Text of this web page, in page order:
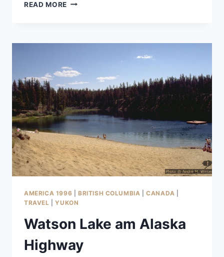
READ MORE AM
MUNCHO
UND
NACH
DAWSON
CREEK
AMERICA 1996 BRITISH COLUMBIA |CANADA
TRAVEL |YUKON
Watson Lake am Alaska
Highway